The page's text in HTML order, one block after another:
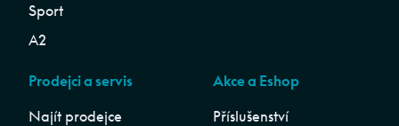
Sport
A2
Prodejci a servis
Najít prodejce
Akce a Eshop
Příslušenství